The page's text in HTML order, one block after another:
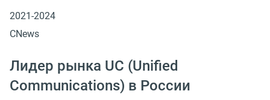
2021-2024
CNews
Лидер рынка UC (Unified
Сommunications) в России